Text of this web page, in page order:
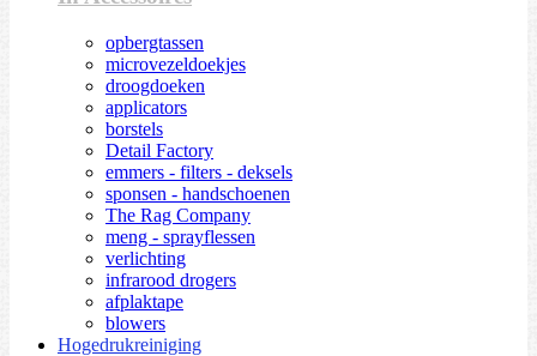
opbergtassen
microvezeldoekjes
droogdoeken
applicators
borstels
Detail Factory
emmers - filters - deksels
sponsen - handschoenen
The Rag Company
meng - sprayflessen
verlichting
infrarood drogers
afplaktape
blowers
Hogedrukreiniging